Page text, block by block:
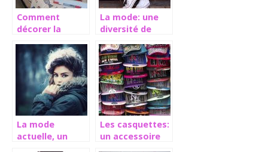
Comment
décorer la
enfants ?
La mode: une
diversité de
vestimentaires
La mode
actuelle, un
Les casquettes:
un accessoire